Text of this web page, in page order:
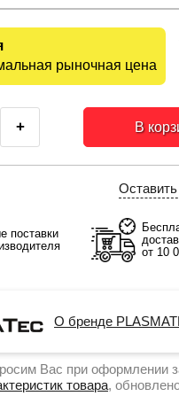
рыночная цена
+ В
поставки
от 10
О бренде
Вас при оформлении
товара,